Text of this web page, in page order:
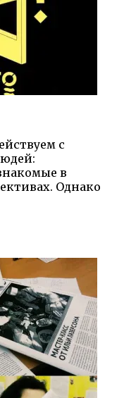
с
в
Однако